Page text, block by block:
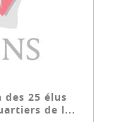
25 élus
de l...